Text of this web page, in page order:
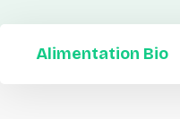
Alimentation Bio